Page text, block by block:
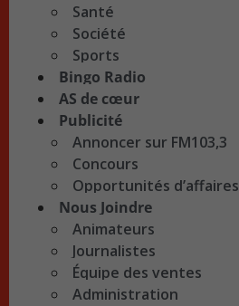
Santé
Société
Sports
Bingo Radio
AS de cœur
Publicité
Annoncer sur FM103,3
Concours
Opportunités d’affaires
Nous Joindre
Animateurs
Journalistes
Équipe des ventes
Administration